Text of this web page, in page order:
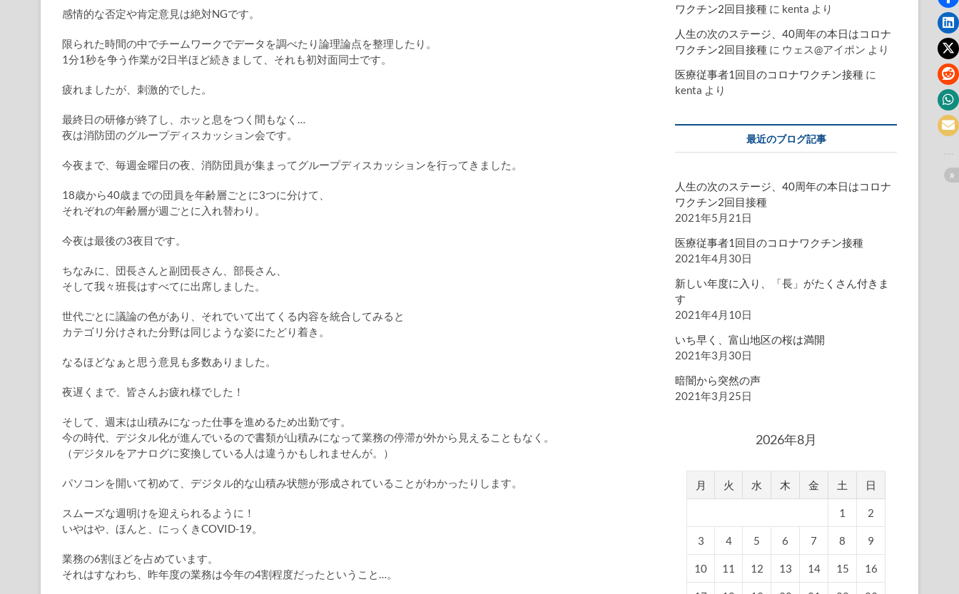
感情的な否定や肯定意見は絶対NGです。
限られた時間の中でチームワークでデータを調べたり論理論点を整理したり。
1分1秒を争う作業が2日半ほど続きまして、それも初対面同士です。
疲れましたが、刺激的でした。
最終日の研修が終了し、ホッと息をつく間もなく…
夜は消防団のグループディスカッション会です。
今夜まで、毎週金曜日の夜、消防団員が集まってグループディスカッションを行ってきました。
18歳から40歳までの団員を年齢層ごとに3つに分けて、
それぞれの年齢層が週ごとに入れ替わり。
今夜は最後の3夜目です。
ちなみに、団長さんと副団長さん、部長さん、
そして我々班長はすべてに出席しました。
世代ごとに議論の色があり、それでいて出てくる内容を統合してみると
カテゴリ分けされた分野は同じような姿にたどり着き。
なるほどなぁと思う意見も多数ありました。
夜遅くまで、皆さんお疲れ様でした！
そして、週末は山積みになった仕事を進めるため出勤です。
今の時代、デジタル化が進んでいるので書類が山積みになって業務の停滞が外から見えることもなく。
（デジタルをアナログに変換している人は違うかもしれませんが。）
パソコンを開いて初めて、デジタル的な山積み状態が形成されていることがわかったりします。
スムーズな週明けを迎えられるように！
いやはや、ほんと、にっくきCOVID-19。
業務の6割ほどを占めています。
それはすなわち、昨年度の業務は今年の4割程度だったということ…。
ワクチン2回目接種 に kenta より
人生の次のステージ、40周年の本日はコロナ
ワクチン2回目接種 に ウェス@アイポン より
医療従事者1回目のコロナワクチン接種 に
kenta より
最近のブログ記事
人生の次のステージ、40周年の本日はコロナ
ワクチン2回目接種
2021年5月21日
医療従事者1回目のコロナワクチン接種
2021年4月30日
新しい年度に入り、「長」がたくさん付きま
す
2021年4月10日
いち早く、富山地区の桜は満開
2021年3月30日
暗闇から突然の声
2021年3月25日
2026年8月
月 火 水 木 金 土 日
1 2
3 4 5 6 7 8 9
10 11 12 13 14 15 16